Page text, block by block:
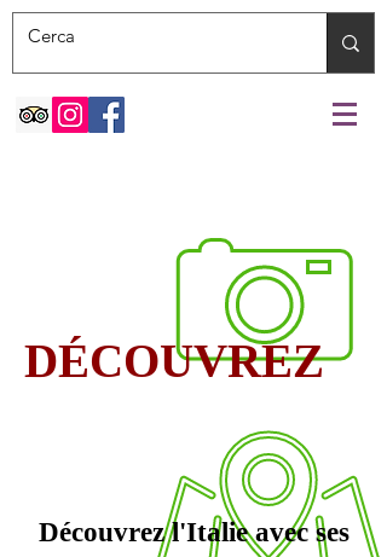
DÉCOUVREZ
Découvrez l'Italie avec ses